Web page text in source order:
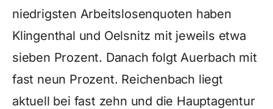
niedrigsten Arbeitslosenquoten haben
Klingenthal und Oelsnitz mit jeweils etwa
sieben Prozent. Danach folgt Auerbach mit
fast neun Prozent. Reichenbach liegt
aktuell bei fast zehn und die Hauptagentur